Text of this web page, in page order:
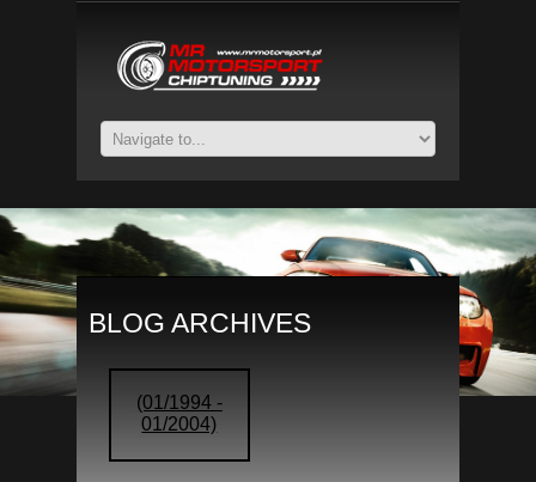
BLOG ARCHIVES
(01/1994 -
01/2004)